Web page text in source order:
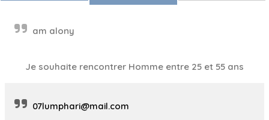
am alony
Je souhaite rencontrer Homme entre 25 et 55 ans
07lumphari@mail.com